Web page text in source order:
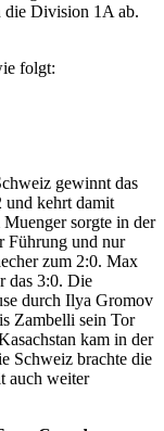
die Division 1A ab.
folgt:
gewinnt das
und kehrt damit
sorgte in der
Führung und nur
zum 2:0. Max
das 3:0. Die
durch Ilya Gromov
Zambelli sein Tor
kam in der
Schweiz brachte die
auch weiter